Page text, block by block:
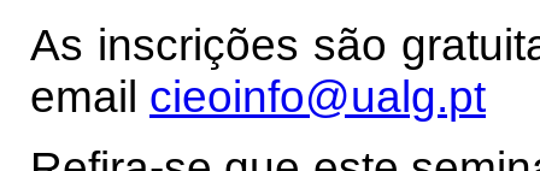
As inscrições são
email cieoinfo@ualg.pt